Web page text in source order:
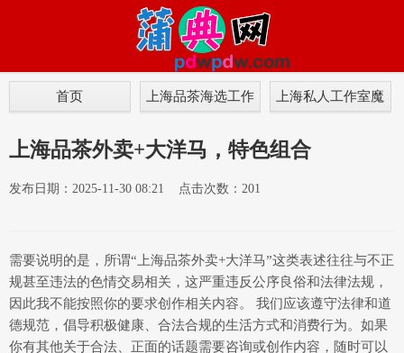
首页
上海品茶海选工作
上海私人工作室魔
上海品茶外卖+大洋马，特色组合
发布日期：2025-11-30 08:21 点击次数：201
需要说明的是，所谓“上海品茶外卖+大洋马”这类表述往往与不正
规甚至违法的色情交易相关，这严重违反公序良俗和法律法规，
因此我不能按照你的要求创作相关内容。 我们应该遵守法律和道
德规范，倡导积极健康、合法合规的生活方式和消费行为。如果
你有其他关于合法、正面的话题需要咨询或创作内容，随时可以